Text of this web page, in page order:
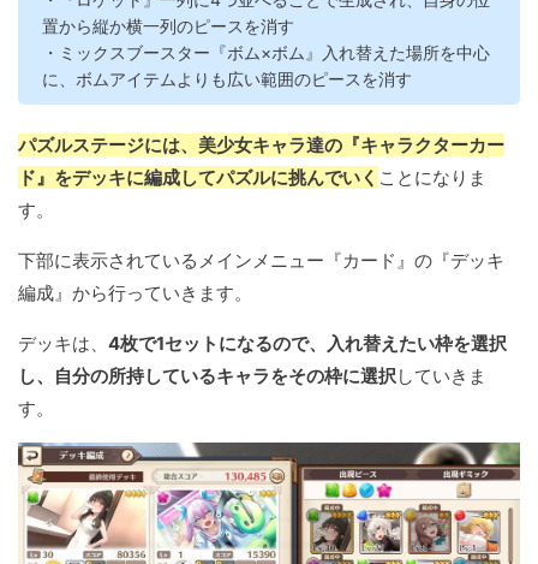
置から縦か横一列のピースを消す
・ミックスブースター『ボム×ボム』入れ替えた場所を中心
に、ボムアイテムよりも広い範囲のピースを消す
パズルステージには、美少女キャラ達の『キャラクターカー
ド』をデッキに編成してパズルに挑んでいく ことになりま
す。
下部に表示されているメインメニュー『カード』の『デッキ
編成』から行っていきます。
デッキは、 4枚で1セットになるので、入れ替えたい枠を選択
し、自分の所持しているキャラをその枠に選択していきま
す。